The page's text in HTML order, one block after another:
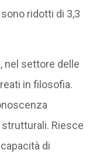
ridotti di 3,3
nel settore delle
in filosofia.
strutturali. Riesce
di